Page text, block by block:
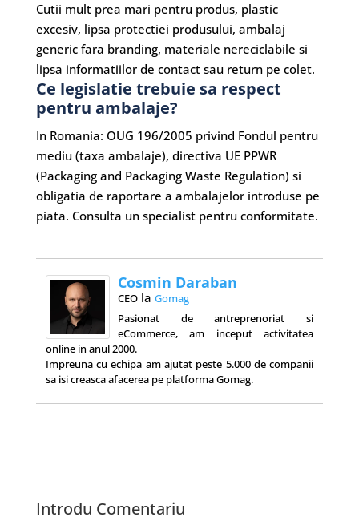
Cutii mult prea mari pentru produs, plastic
excesiv, lipsa protectiei produsului, ambalaj
generic fara branding, materiale nereciclabile si
lipsa informatiilor de contact sau return pe colet.
Ce legislatie trebuie sa respect
pentru ambalaje?
In Romania: OUG 196/2005 privind Fondul pentru
mediu (taxa ambalaje), directiva UE PPWR
(Packaging and Packaging Waste Regulation) si
obligatia de raportare a ambalajelor introduse pe
piata. Consulta un specialist pentru conformitate.
Cosmin Daraban
CEOla Gomag
Pasionat de antreprenoriat si
eCommerce, am inceput activitatea
online in anul 2000.
Impreuna cu echipa am ajutat peste 5.000 de companii
sa isi creasca afacerea pe platforma Gomag.
Introdu Comentariu